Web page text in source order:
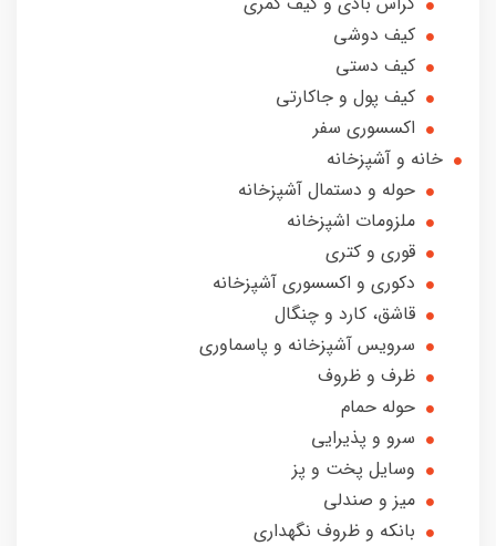
کیف دوشی
کیف دستی
کیف پول و جاکارتی
اکسسوری سفر
خانه و آشپزخانه
حوله و دستمال آشپزخانه
ملزومات اشپزخانه
قوری و کتری
دکوری و‌ اکسسوری آشپزخانه
قاشق، کارد و چنگال
سرویس آشپزخانه و پاسماوری
ظرف و ظروف
حوله حمام
سرو و پذیرایی
وسایل پخت و پز
میز‌ و صندلی
بانکه و‌ ظروف نگهداری